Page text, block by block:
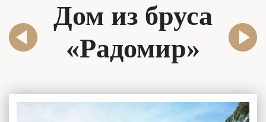
Дом из бруса
«Радомир»